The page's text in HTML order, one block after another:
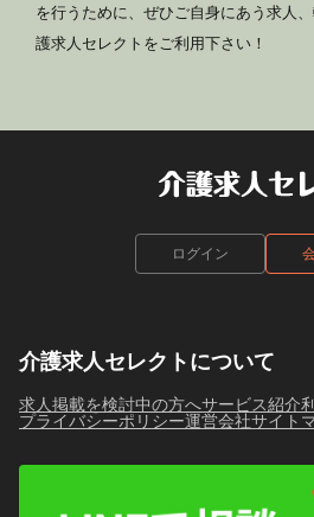
を行うために、ぜひご自身にあう求人
護求人セレクトをご利用下さい！
ログイン
介護求人セレクトについて
求人掲載を検討中の方へサービス紹介
プライバシーポリシー運営会社サイト